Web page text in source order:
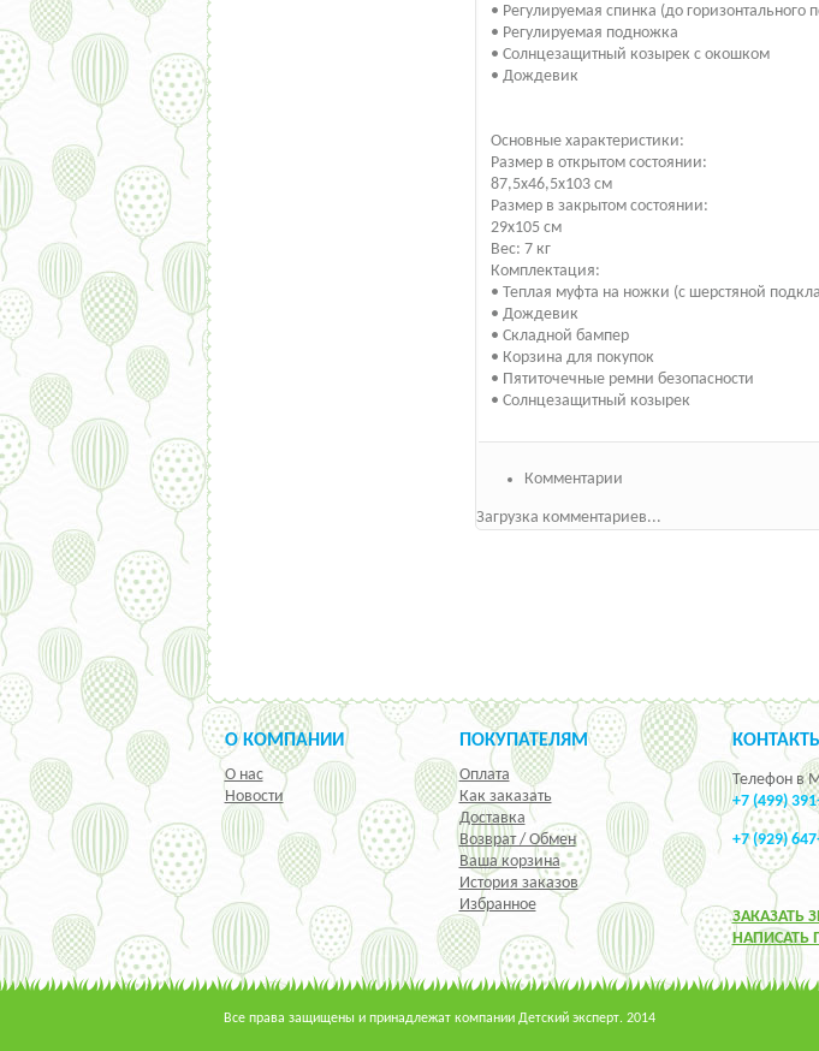
• Регулируемая спинка (до горизонтального
• Регулируемая подножка
• Солнцезащитный козырек с окошком
• Дождевик
Основные характеристики:
Размер в открытом состоянии:
87,5х46,5х103 см
Размер в закрытом состоянии:
29x105 см
Вес: 7 кг
Комплектация:
• Теплая муфта на ножки (с шерстяной
• Дождевик
• Складной бампер
• Корзина для покупок
• Пятиточечные ремни безопасности
• Солнцезащитный козырек
Комментарии
Загрузка комментариев...
О КОМПАНИИ
О нас
Новости
ПОКУПАТЕЛЯМ
Оплата
Как заказать
Доставка
Возврат / Обмен
Ваша корзина
История заказов
Избранное
КОНТАКТЫ
Телефон в
+7 (499)
+7 (929)
ЗАКАЗАТЬ
НАПИСАТЬ
Все права защищены и принадлежат компании Детский эксперт. 2014